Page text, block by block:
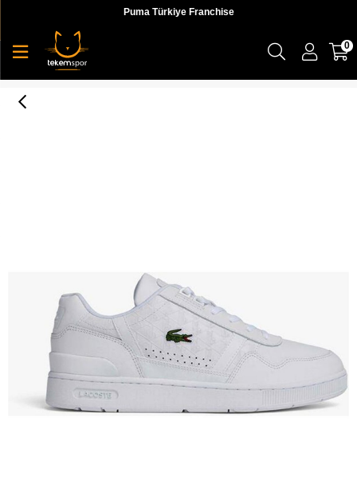
Puma Türkiye Franchise
0